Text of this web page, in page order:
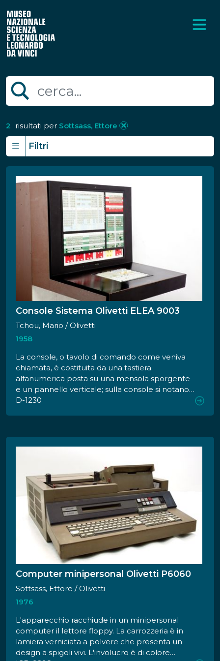
2 risultati per Sottsass, Ettore
Filtri
Console Sistema Olivetti ELEA 9003
Tchou, Mario / Olivetti
1958
La console, o tavolo di comando come veniva
chiamata, è costituita da una tastiera
alfanumerica posta su una mensola sporgente
e un pannello verticale; sulla console si notano
numerosi pulsanti e spie di forma circolare e
D-1230
Computer minipersonal Olivetti P6060
Sottsass, Ettore / Olivetti
1976
L'apparecchio racchiude in un minipersonal
computer il lettore floppy. La carrozzeria è in
lamiera verniciata a polvere che presenta un
design a spigoli vivi. L'involucro è di colore